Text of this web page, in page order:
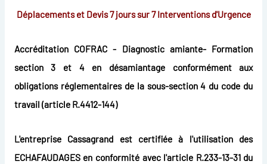
Déplacements et Devis 7 jours sur 7 Interventions d'Urgence
Accréditation COFRAC - Diagnostic amiante- Formation
section 3 et 4 en désamiantage conformément aux
obligations réglementaires de la sous-section 4 du code du
travail (article R.4412-144)
L'entreprise Cassagrand est certifiée à l'utilisation des
ECHAFAUDAGES en conformité avec l'article R.233-13-31 du